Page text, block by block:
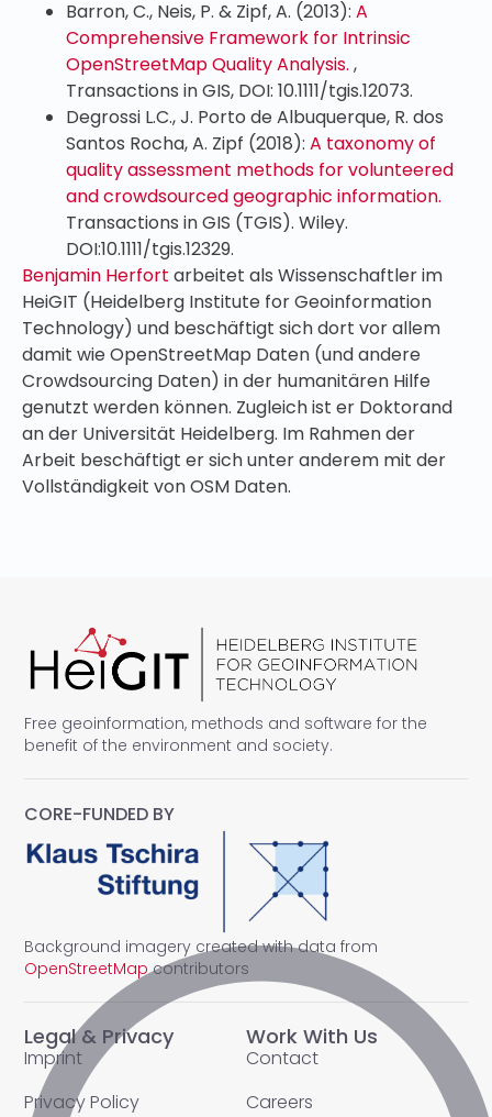
Barron, C., Neis, P. & Zipf, A. (2013): A
Comprehensive Framework for Intrinsic
OpenStreetMap Quality Analysis. ,
Transactions in GIS, DOI: 10.1111/tgis.12073.
Degrossi L.C., J. Porto de Albuquerque, R. dos
Santos Rocha, A. Zipf (2018): A taxonomy of
quality assessment methods for volunteered
and crowdsourced geographic information.
Transactions in GIS (TGIS). Wiley.
DOI:10.1111/tgis.12329.
Benjamin Herfort arbeitet als Wissenschaftler im
HeiGIT (Heidelberg Institute for Geoinformation
Technology) und beschäftigt sich dort vor allem
damit wie OpenStreetMap Daten (und andere
Crowdsourcing Daten) in der humanitären Hilfe
genutzt werden können. Zugleich ist er Doktorand
an der Universität Heidelberg. Im Rahmen der
Arbeit beschäftigt er sich unter anderem mit der
Vollständigkeit von OSM Daten.
Free geoinformation, methods and software for the
benefit of the environment and society.
Legal & Privacy
Imprint
Privacy Policy
Work With Us
Contact
Careers
CORE-FUNDED BY
Background imagery created with data from
OpenStreetMapcontributors